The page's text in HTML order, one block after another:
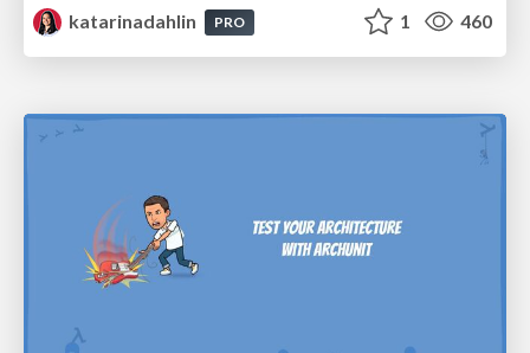
katarinadahlin
PRO 1 460